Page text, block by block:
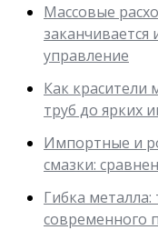
Массовые
заканчивается
управление
Как красители
труб до ярких
Импортные и
смазки:
Гибка
современного